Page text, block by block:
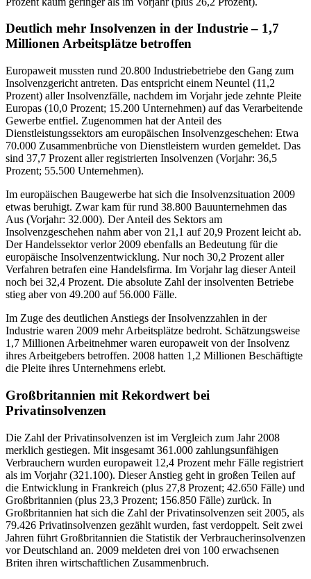
Deutlich mehr Insolvenzen in der Industrie – 1,7
Millionen Arbeitsplätze betroffen
Europaweit mussten rund 20.800 Industriebetriebe den Gang zum
Insolvenzgericht antreten. Das entspricht einem Neuntel (11,2
Prozent) aller Insolvenzfälle, nachdem im Vorjahr jede zehnte Pleite
Europas (10,0 Prozent; 15.200 Unternehmen) auf das Verarbeitende
Gewerbe entfiel. Zugenommen hat der Anteil des
Dienstleistungssektors am europäischen Insolvenzgeschehen: Etwa
70.000 Zusammenbrüche von Dienstleistern wurden gemeldet. Das
sind 37,7 Prozent aller registrierten Insolvenzen (Vorjahr: 36,5
Prozent; 55.500 Unternehmen).
Im europäischen Baugewerbe hat sich die Insolvenzsituation 2009
etwas beruhigt. Zwar kam für rund 38.800 Bauunternehmen das
Aus (Vorjahr: 32.000). Der Anteil des Sektors am
Insolvenzgeschehen nahm aber von 21,1 auf 20,9 Prozent leicht ab.
Der Handelssektor verlor 2009 ebenfalls an Bedeutung für die
europäische Insolvenzentwicklung. Nur noch 30,2 Prozent aller
Verfahren betrafen eine Handelsfirma. Im Vorjahr lag dieser Anteil
noch bei 32,4 Prozent. Die absolute Zahl der insolventen Betriebe
stieg aber von 49.200 auf 56.000 Fälle.
Im Zuge des deutlichen Anstiegs der Insolvenzzahlen in der
Industrie waren 2009 mehr Arbeitsplätze bedroht. Schätzungsweise
1,7 Millionen Arbeitnehmer waren europaweit von der Insolvenz
ihres Arbeitgebers betroffen. 2008 hatten 1,2 Millionen Beschäftigte
die Pleite ihres Unternehmens erlebt.
Großbritannien mit Rekordwert bei
Privatinsolvenzen
Die Zahl der Privatinsolvenzen ist im Vergleich zum Jahr 2008
merklich gestiegen. Mit insgesamt 361.000 zahlungsunfähigen
Verbrauchern wurden europaweit 12,4 Prozent mehr Fälle registriert
als im Vorjahr (321.100). Dieser Anstieg geht in großen Teilen auf
die Entwicklung in Frankreich (plus 27,8 Prozent; 42.650 Fälle) und
Großbritannien (plus 23,3 Prozent; 156.850 Fälle) zurück. In
Großbritannien hat sich die Zahl der Privatinsolvenzen seit 2005, als
79.426 Privatinsolvenzen gezählt wurden, fast verdoppelt. Seit zwei
Jahren führt Großbritannien die Statistik der Verbraucherinsolvenzen
vor Deutschland an. 2009 meldeten drei von 100 erwachsenen
Briten ihren wirtschaftlichen Zusammenbruch.